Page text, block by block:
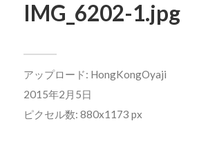
IMG_6202-1.jpg
アップロード: HongKongOyaji
2015年2月5日
ピクセル数: 880x1173 px